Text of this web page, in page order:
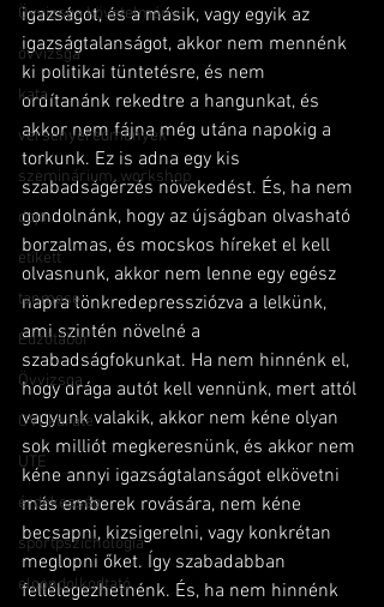
Övvizsga követelmény
övvizsga
kata
versenyeredmények
szeminárium, workshop
dojo
etikett
tanmese
Edzőtábor
Övvizsga
OVI-karate
UTE
érdekesség
sportpszichológia
elgondolkodtató
igazságot, és a másik, vagy egyik az
igazságtalanságot, akkor nem mennénk
ki politikai tüntetésre, és nem
ordítanánk rekedtre a hangunkat, és
akkor nem fájna még utána napokig a
torkunk. Ez is adna egy kis
szabadságérzés növekedést. És, ha nem
gondolnánk, hogy az újságban olvasható
borzalmas, és mocskos híreket el kell
olvasnunk, akkor nem lenne egy egész
napra tönkredepressziózva a lelkünk,
ami szintén növelné a
szabadságfokunkat. Ha nem hinnénk el,
hogy drága autót kell vennünk, mert attól
vagyunk valakik, akkor nem kéne olyan
sok milliót megkeresnünk, és akkor nem
kéne annyi igazságtalanságot elkövetni
más emberek rovására, nem kéne
becsapni, kizsigerelni, vagy konkrétan
meglopni őket. Így szabadabban
fellélegezhetnénk. És, ha nem hinnénk